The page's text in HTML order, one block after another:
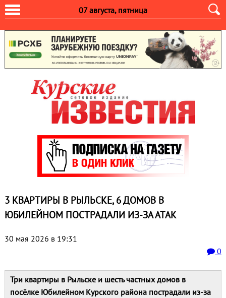
07 августа, пятница
3 КВАРТИРЫ В РЫЛЬСКЕ, 6 ДОМОВ В
ЮБИЛЕЙНОМ ПОСТРАДАЛИ ИЗ‑ЗА АТАК
30 мая 2026 в 19:31
0
Три квартиры в Рыльске и шесть частных домов в
посёлке Юбилейном Курского района пострадали из‑за